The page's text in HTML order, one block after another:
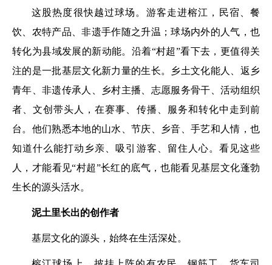
这股热度很快越过球场。游客走进榕江，民宿、餐
饮、农特产品、非遗手作随之升温；球场内外的人气，也
转化为县域发展的新动能。沿着“村超”看下去，更值得关
注的是一批基层文化新力量的生长。乡土文化能人、返乡
青年、非遗传承人、乡村主播、志愿服务骨干、活动组织
者、文创带头人，在赛事、传播、服务和转化中走到前
台。他们熟悉本地的山水、节庆、乡音、手艺和人情，也
知道什么能打动乡亲、吸引游客、留住人心。看见这些
人，才能看见“村超”长红的底气，也能看见基层文化蓬勃
生长的源头活水。
泥土里长出的创作者
基层文化的源头，始终在生活深处。